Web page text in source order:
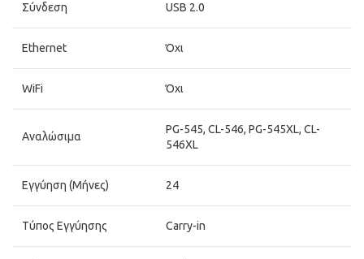
Σύνδεση USB 2.0
Ethernet Όχι
WiFi Όχι
Αναλώσιμα
PG-545, CL-546, PG-545XL, CL-
546XL
Εγγύηση (Μήνες) 24
Τύπος Εγγύησης Carry-in